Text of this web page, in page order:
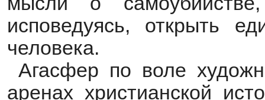
исповедуясь, открыть
человека.
Агасфер по воле
аренах христианской